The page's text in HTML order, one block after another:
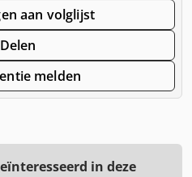
aan volglijst
Delen
melden
in deze